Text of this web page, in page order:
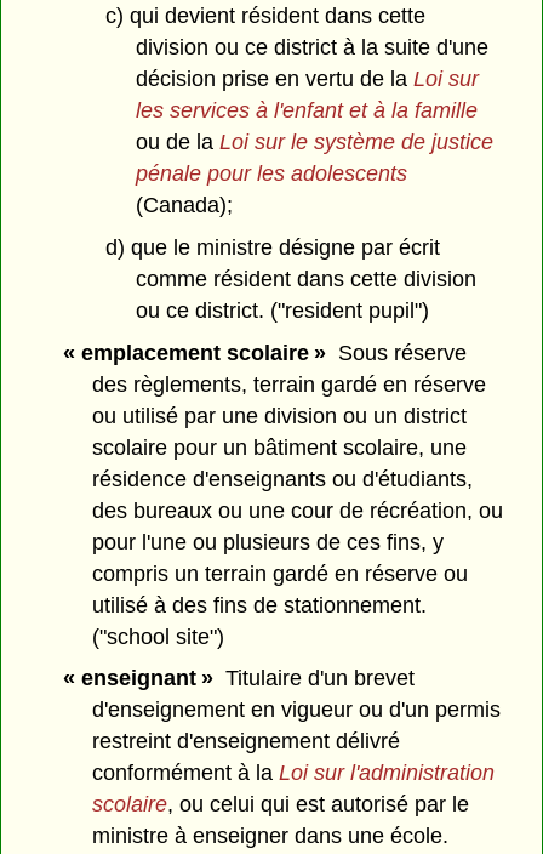
c) qui devient résident dans cette
division ou ce district à la suite d'une
décision prise en vertu de la Loi sur
les services à l'enfant et à la famille
ou de la Loi sur le système de justice
pénale pour les adolescents
(Canada);
d) que le ministre désigne par écrit
comme résident dans cette division
ou ce district. ("resident pupil")
« emplacement scolaire »Sous réserve
des règlements, terrain gardé en réserve
ou utilisé par une division ou un district
scolaire pour un bâtiment scolaire, une
résidence d'enseignants ou d'étudiants,
des bureaux ou une cour de récréation, ou
pour l'une ou plusieurs de ces fins, y
compris un terrain gardé en réserve ou
utilisé à des fins de stationnement.
("school site")
« enseignant »Titulaire d'un brevet
d'enseignement en vigueur ou d'un permis
restreint d'enseignement délivré
conformément à laLoi sur l'administration
scolaire, ou celui qui est autorisé par le
ministre à enseigner dans une école.